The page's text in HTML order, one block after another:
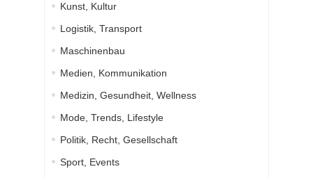
Kunst, Kultur
Logistik, Transport
Maschinenbau
Medien, Kommunikation
Medizin, Gesundheit, Wellness
Mode, Trends, Lifestyle
Politik, Recht, Gesellschaft
Sport, Events